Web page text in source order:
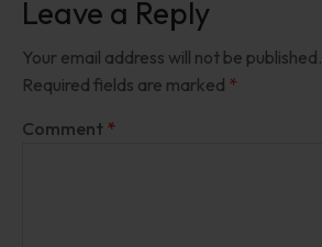
Leave a Reply
Your email address will not be published.
Required fields are marked *
Comment *